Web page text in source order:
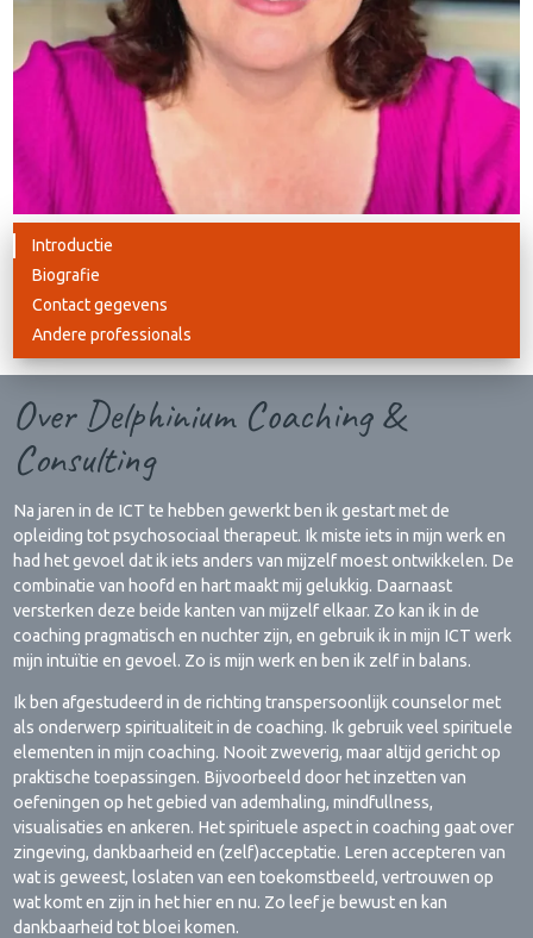
Introductie
Biografie
Contact gegevens
Andere professionals
Over Delphinium Coaching &
Consulting
Na jaren in de ICT te hebben gewerkt ben ik gestart met de
opleiding tot psychosociaal therapeut. Ik miste iets in mijn werk en
had het gevoel dat ik iets anders van mijzelf moest ontwikkelen. De
combinatie van hoofd en hart maakt mij gelukkig. Daarnaast
versterken deze beide kanten van mijzelf elkaar. Zo kan ik in de
coaching pragmatisch en nuchter zijn, en gebruik ik in mijn ICT werk
mijn intuïtie en gevoel. Zo is mijn werk en ben ik zelf in balans.
Ik ben afgestudeerd in de richting transpersoonlijk counselor met
als onderwerp spiritualiteit in de coaching. Ik gebruik veel spirituele
elementen in mijn coaching. Nooit zweverig, maar altijd gericht op
praktische toepassingen. Bijvoorbeeld door het inzetten van
oefeningen op het gebied van ademhaling, mindfullness,
visualisaties en ankeren. Het spirituele aspect in coaching gaat over
zingeving, dankbaarheid en (zelf)acceptatie. Leren accepteren van
wat is geweest, loslaten van een toekomstbeeld, vertrouwen op
wat komt en zijn in het hier en nu. Zo leef je bewust en kan
dankbaarheid tot bloei komen.